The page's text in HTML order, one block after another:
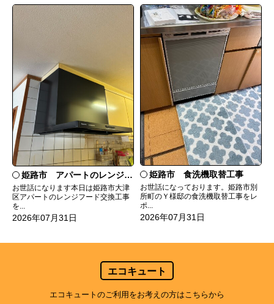
姫路市 アパートのレンジフード交換
お世話になります本日は姫路市大津
区アパートのレンジフード交換工事
を...
2026年07月31日
姫路市 食洗機取替工事
お世話になっております。姫路市別
所町のＹ様邸の食洗機取替工事をレ
ポ...
2026年07月31日
エコキュート
エコキュートのご利用をお考えの方はこちらから